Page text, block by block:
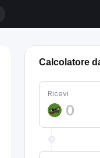
Calcolatore
Ricevi